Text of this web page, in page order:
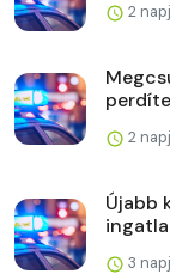
2
2
Újabb
3